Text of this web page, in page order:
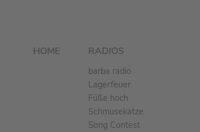
HOME RADIOS
barba radio
Lagerfeuer
Füße hoch
Schmusekatze
Song Contest